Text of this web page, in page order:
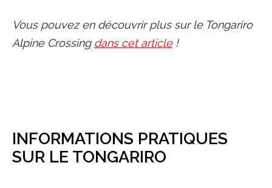
Vous pouvez en découvrir plus sur le Tongariro
Alpine Crossing dans cet article!
INFORMATIONS PRATIQUES
SUR LE TONGARIRO